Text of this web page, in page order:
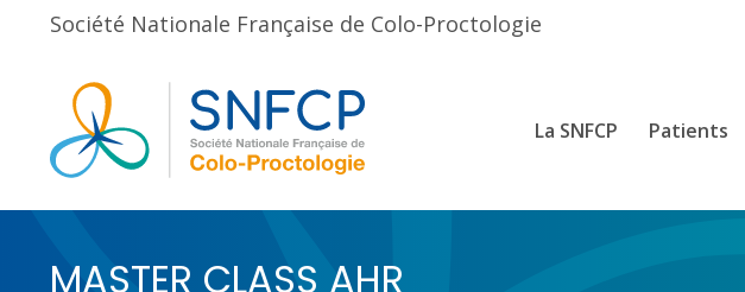
Société Nationale Française de Colo-Proctologie
La SNFCP Patients
MASTER CLASS AHR